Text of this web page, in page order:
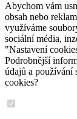
Abychom vám
obsah nebo
využíváme
sociální média,
"Nastavení
Podrobnější
údajů a používání
cookies?